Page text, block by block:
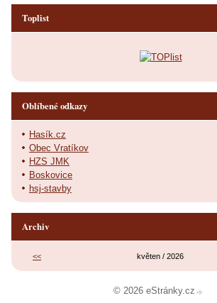
Toplist
Oblíbené odkazy
Hasík.cz
Obec Vratíkov
HZS JMK
Boskovice
hsj-stavby
Archiv
<< květen / 2026
© 2026 eStránky.cz